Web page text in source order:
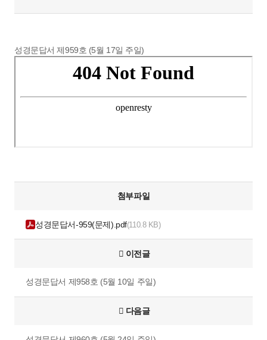
성경문답서 제959호 (5월 17일 주일)
첨부파일
성경문답서-959(문제).pdf 110.8 KB
이전글
성경문답서 제958호 (5월 10일 주일)
다음글